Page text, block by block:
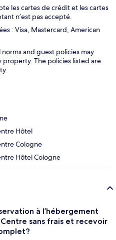
les cartes de crédit et les cartes
n’est pas accepté.
: Visa, Mastercard, American
and guest policies may
The policies listed are
Hôtel
Cologne
Hôtel Cologne
à l’hébergement
sans frais et recevoir